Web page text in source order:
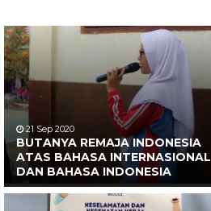
21 Sep 2020
BUTANYA REMAJA INDONESIA
ATAS BAHASA INTERNASIONAL
DAN BAHASA INDONESIA